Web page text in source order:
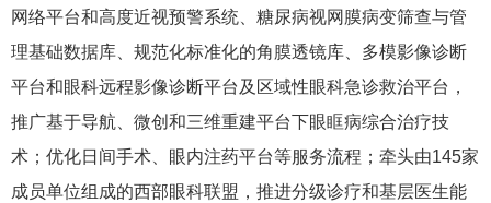
网络平台和高度近视预警系统、糖尿病视网膜病变筛查与管
理基础数据库、规范化标准化的角膜透镜库、多模影像诊断
平台和眼科远程影像诊断平台及区域性眼科急诊救治平台，
推广基于导航、微创和三维重建平台下眼眶病综合治疗技
术；优化日间手术、眼内注药平台等服务流程；牵头由145家
成员单位组成的西部眼科联盟，推进分级诊疗和基层医生能